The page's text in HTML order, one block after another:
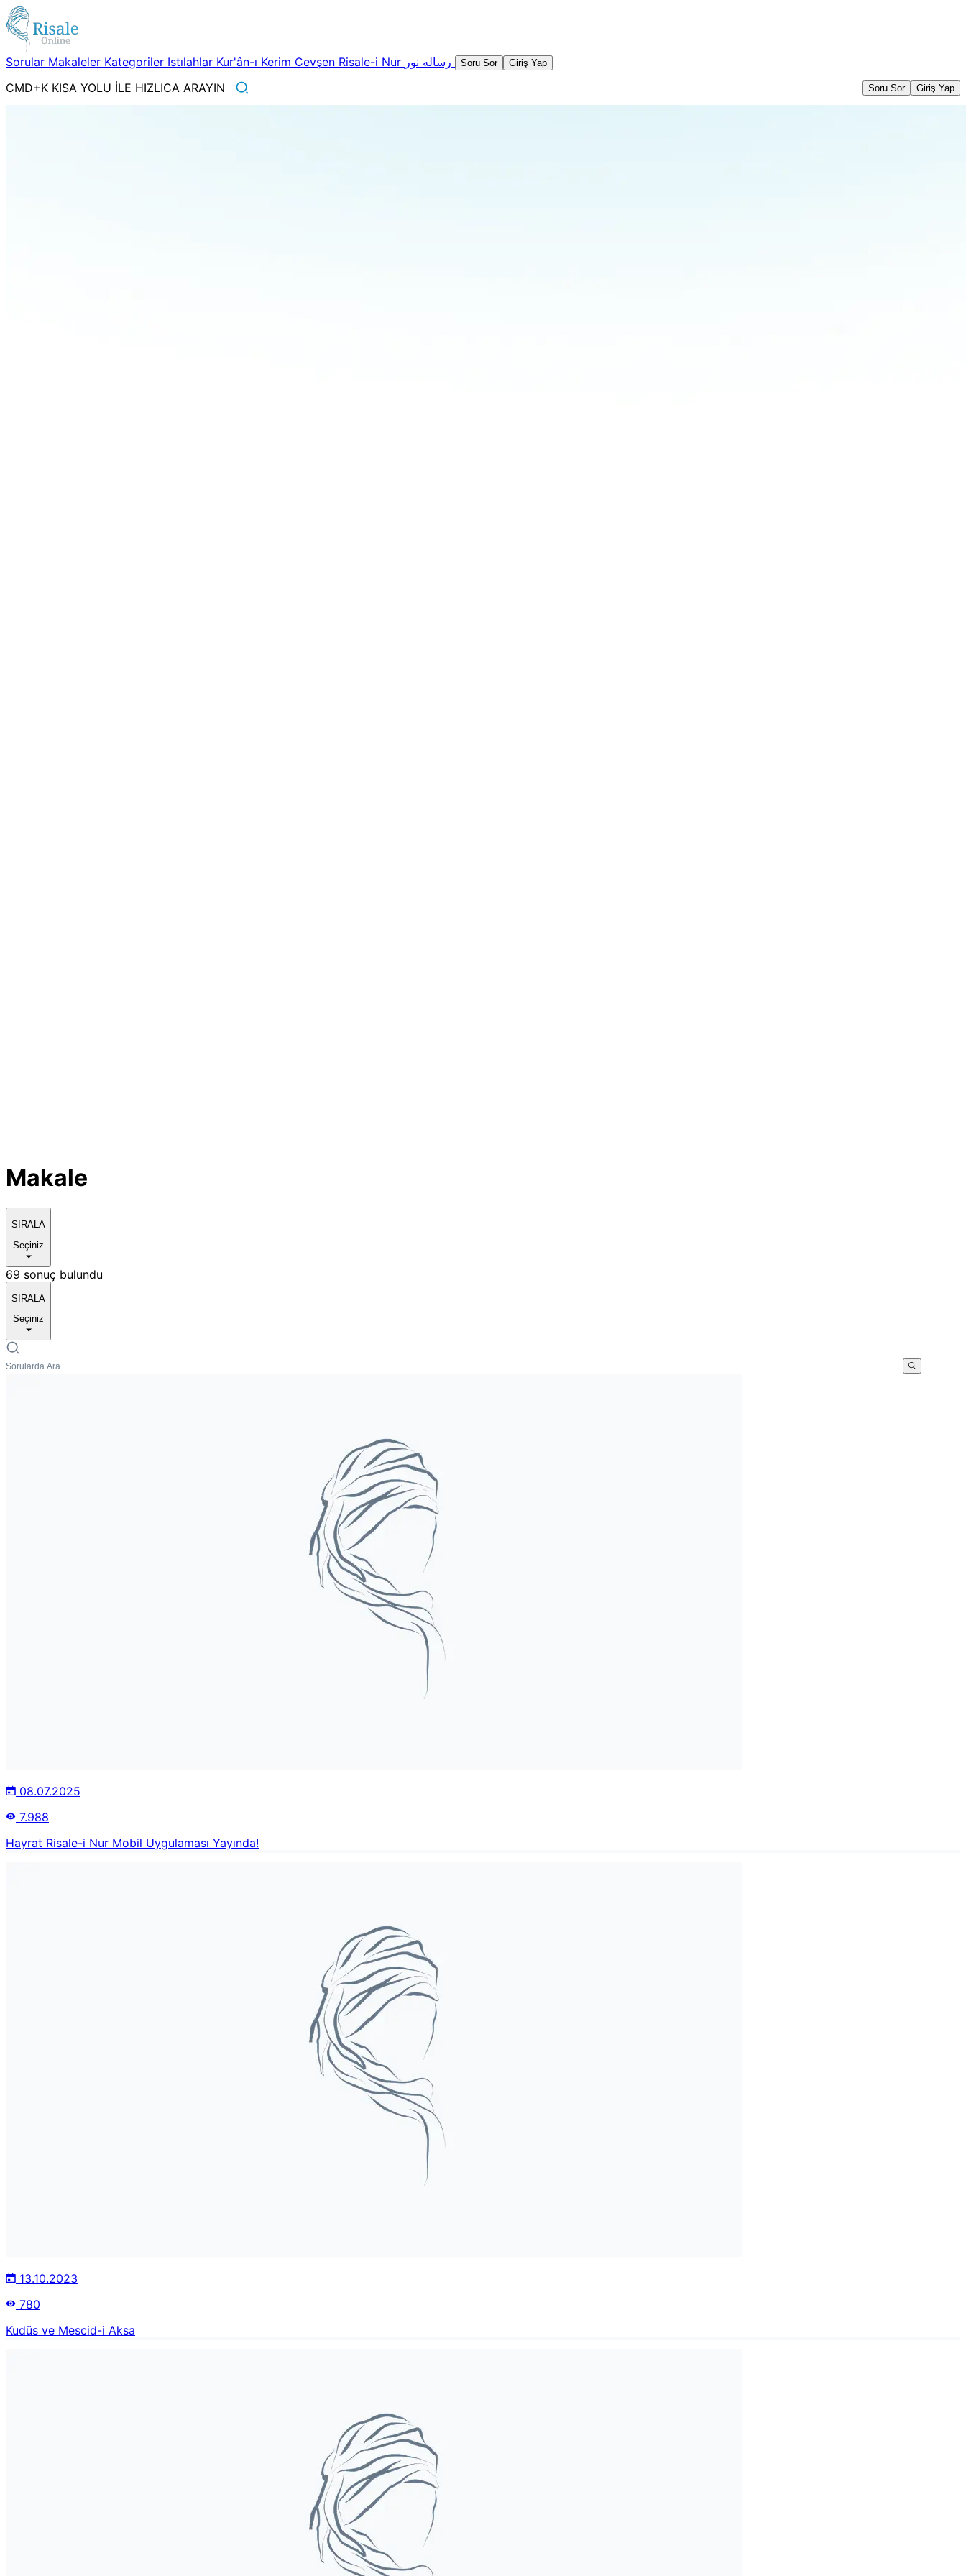
Sorular Makaleler Kategoriler Istılahlar Kur'ân-ı Kerim Cevşen Risale-i Nur Soru Sor Giriş Yap
CMD+K KISA YOLU İLE HIZLICA ARAYIN Soru Sor Giriş Yap
Makale
SIRALA
Seçiniz
69 sonuç bulundu
SIRALA
Seçiniz
08.07.2025
7.988
Hayrat Risale-i Nur Mobil Uygulaması Yayında!
13.10.2023
780
Kudüs ve Mescid-i Aksa